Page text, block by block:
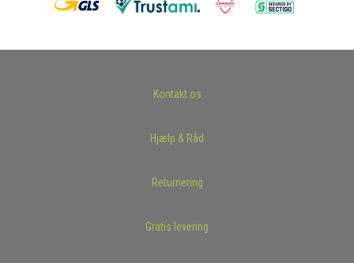
Kontakt os
Hjælp & Råd
Returnering
Gratis levering